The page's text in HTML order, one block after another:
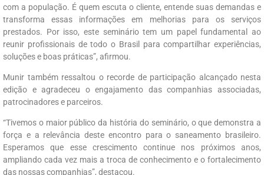
com a população. É quem escuta o cliente, entende suas demandas e
transforma essas informações em melhorias para os serviços
prestados. Por isso, este seminário tem um papel fundamental ao
reunir profissionais de todo o Brasil para compartilhar experiências,
soluções e boas práticas”, afirmou.
Munir também ressaltou o recorde de participação alcançado nesta
edição e agradeceu o engajamento das companhias associadas,
patrocinadores e parceiros.
“Tivemos o maior público da história do seminário, o que demonstra a
força e a relevância deste encontro para o saneamento brasileiro.
Esperamos que esse crescimento continue nos próximos anos,
ampliando cada vez mais a troca de conhecimento e o fortalecimento
das nossas companhias”, destacou.